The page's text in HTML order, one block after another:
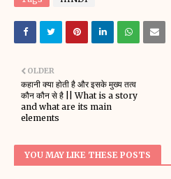
OLDER
कहानी क्या होती है और इसके मुख्य तत्व
कौन कौन से है || What is a story
and what are its main
elements
YOU MAY LIKE THESE POSTS